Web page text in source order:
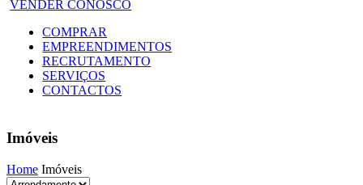
VENDER CONOSCO
COMPRAR
EMPREENDIMENTOS
RECRUTAMENTO
SERVIÇOS
CONTACTOS
Imóveis
Home Imóveis